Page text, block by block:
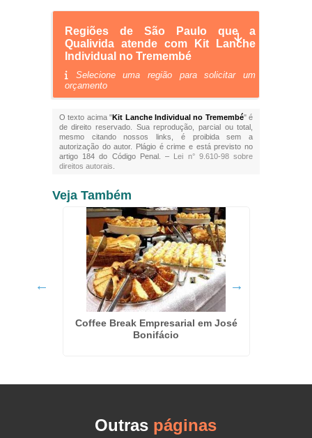
Regiões de São Paulo que a
Qualivida atende com Kit Lanche
Individual no Tremembé
Selecione uma região para solicitar um
orçamento
O texto acima "Kit Lanche Individual no Tremembé" é
de direito reservado. Sua reprodução, parcial ou total,
mesmo citando nossos links, é proibida sem a
autorização do autor. Plágio é crime e está previsto no
artigo 184 do Código Penal. – Lei n° 9.610-98 sobre
direitos autorais
Veja Também
Coffee Break Empresarial em José
Bonifácio
Outras páginas